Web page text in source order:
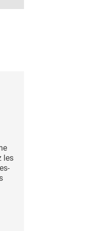
les